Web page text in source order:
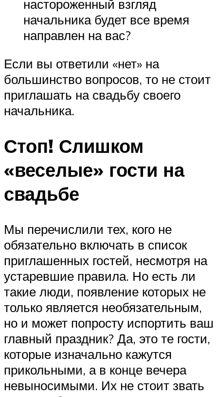
настороженный взгляд
начальника будет все время
направлен на вас?
Если вы ответили «нет» на
большинство вопросов, то не стоит
приглашать на свадьбу своего
начальника.
Стоп! Слишком
«веселые» гости на
свадьбе
Мы перечислили тех, кого не
обязательно включать в список
приглашенных гостей, несмотря на
устаревшие правила. Но есть ли
такие люди, появление которых не
только является необязательным,
но и может попросту испортить ваш
главный праздник? Да, это те гости,
которые изначально кажутся
прикольными, а в конце вечера
невыносимыми. Их не стоит звать